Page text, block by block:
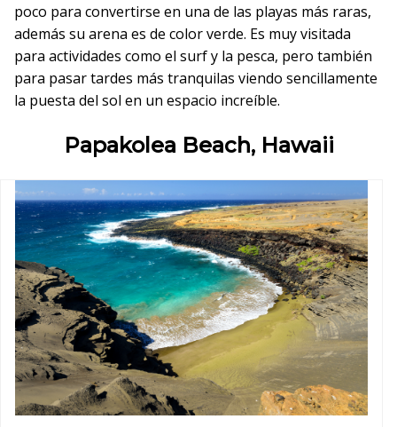
poco para convertirse en una de las playas más raras,
además su arena es de color verde. Es muy visitada
para actividades como el surf y la pesca, pero también
para pasar tardes más tranquilas viendo sencillamente
la puesta del sol en un espacio increíble.
Papakolea Beach, Hawaii